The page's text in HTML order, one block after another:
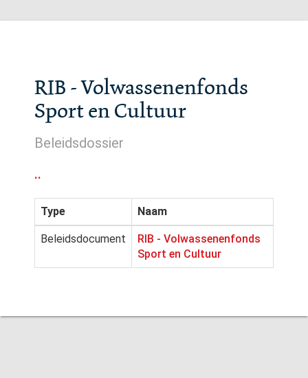
RIB - Volwassenenfonds
Sport en Cultuur
Beleidsdossier
..
Type Naam
Beleidsdocument
RIB - Volwassenenfonds
Sport en Cultuur